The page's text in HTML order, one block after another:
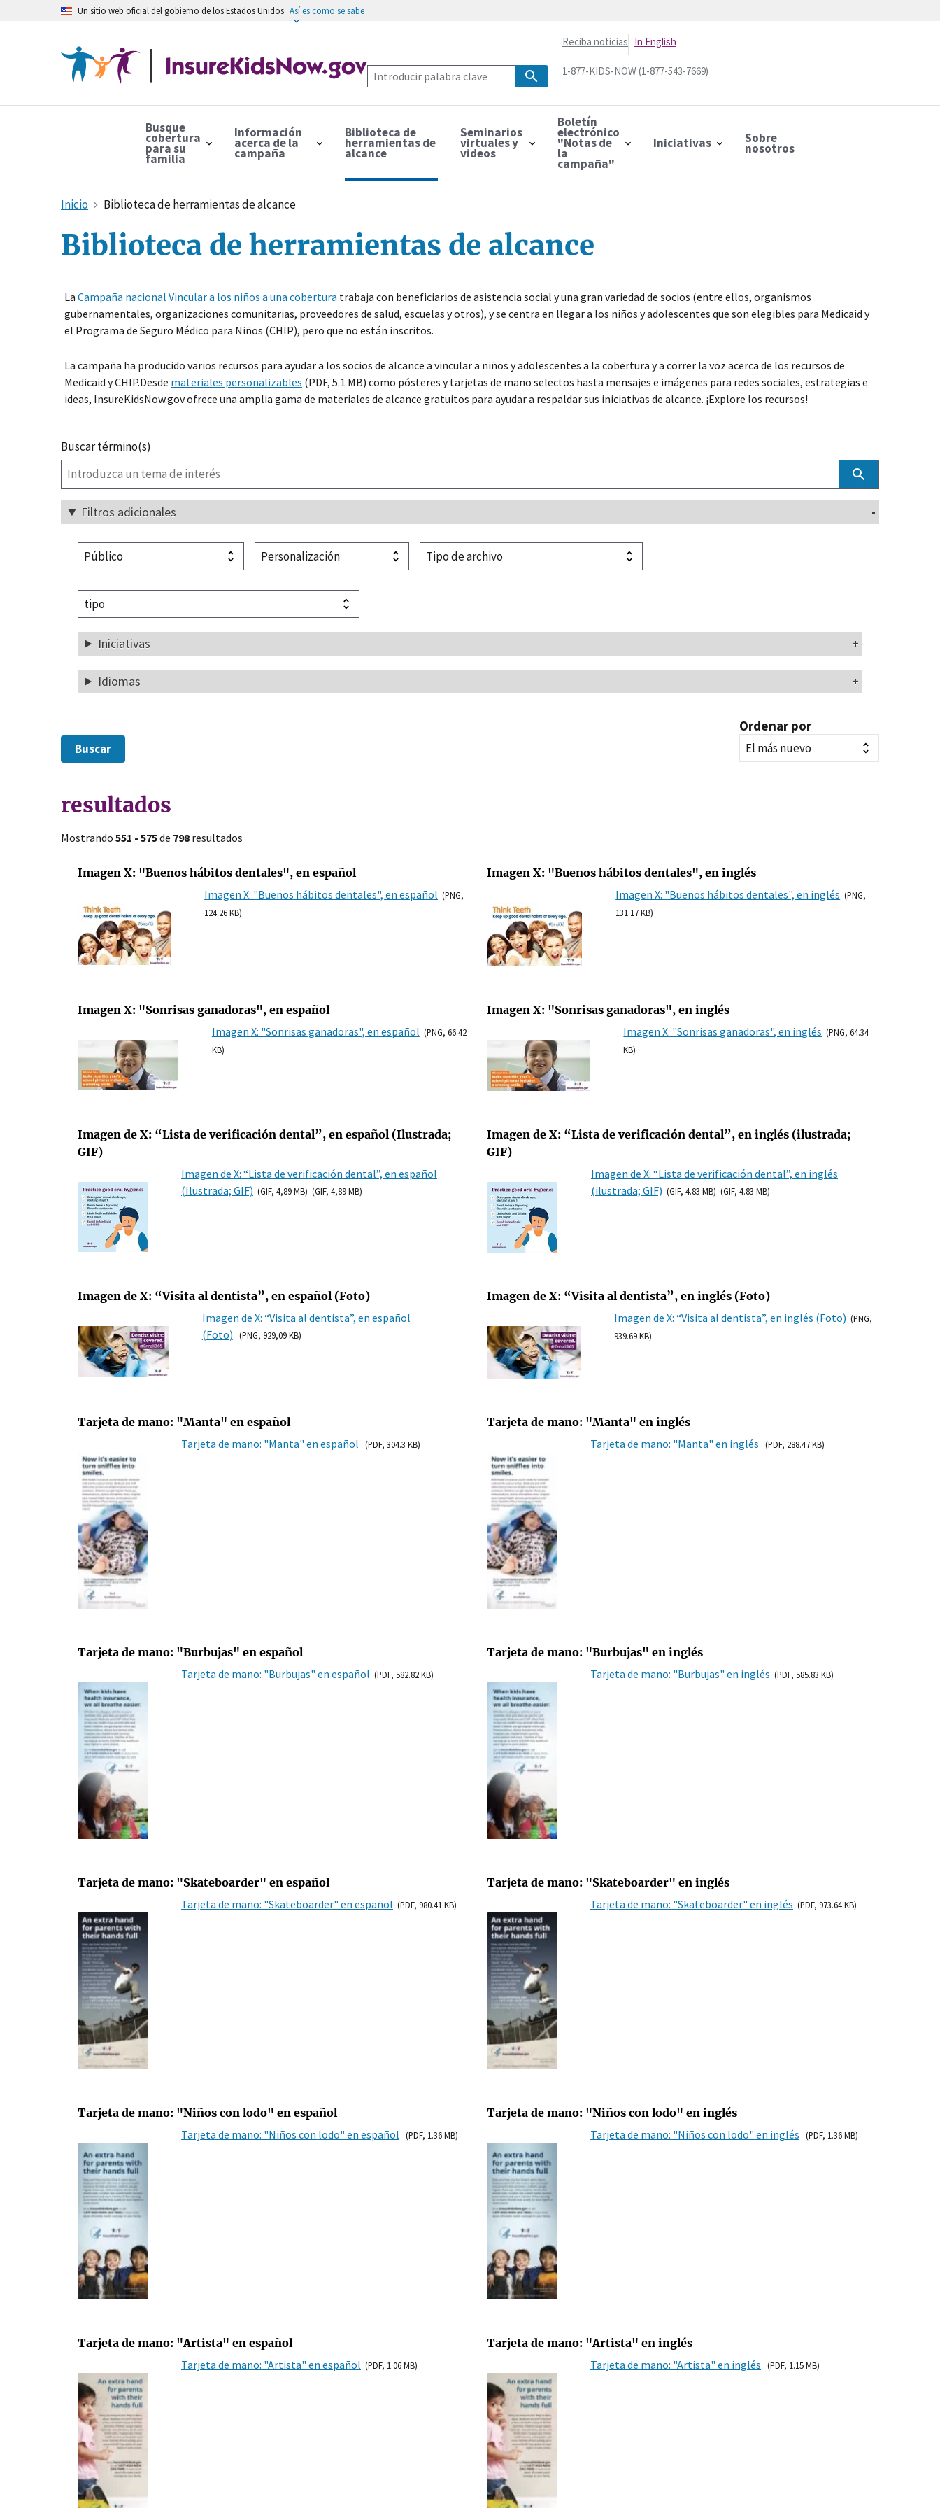
Un sitio web oficial del gobierno de los Estados Unidos Así es como se sabe
Reciba noticias In English
1-877-KIDS-NOW (1-877-543-7669)
Busque
cobertura
para su
familia
Información
acerca de la
campaña
Biblioteca de
herramientas de
alcance
Seminarios
virtuales y
videos
Boletín
electrónico
"Notas de
la
campaña"
Iniciativas Sobre
nosotros
Inicio Biblioteca de herramientas de alcance
Biblioteca de herramientas de alcance
La Campaña nacional Vincular a los niños a una cobertura trabaja con beneficiarios de asistencia social y una gran variedad de socios (entre ellos, organismos
gubernamentales, organizaciones comunitarias, proveedores de salud, escuelas y otros), y se centra en llegar a los niños y adolescentes que son elegibles para Medicaid y
el Programa de Seguro Médico para Niños (CHIP), pero que no están inscritos.
La campaña ha producido varios recursos para ayudar a los socios de alcance a vincular a niños y adolescentes a la cobertura y a correr la voz acerca de los recursos de
Medicaid y CHIP.Desde materiales personalizables (PDF, 5.1 MB) como pósteres y tarjetas de mano selectos hasta mensajes e imágenes para redes sociales, estrategias e
ideas, InsureKidsNow.gov ofrece una amplia gama de materiales de alcance gratuitos para ayudar a respaldar sus iniciativas de alcance. ¡Explore los recursos!
Buscar término(s)
Filtros adicionales
Iniciativas
Idiomas
Ordenar por
resultados
Mostrando 551 - 575de 798 resultados
Imagen X: "Buenos hábitos dentales", en español
Imagen X: "Buenos hábitos dentales", en español (PNG,
124.26 KB)
Imagen X: "Buenos hábitos dentales", en inglés
Imagen X: "Buenos hábitos dentales", en inglés (PNG,
131.17 KB)
Imagen X: "Sonrisas ganadoras", en español
Imagen X: "Sonrisas ganadoras", en español (PNG, 66.42
KB)
Imagen X: "Sonrisas ganadoras", en inglés
Imagen X: "Sonrisas ganadoras", en inglés (PNG, 64.34
KB)
Imagen de X: “Lista de verificación dental”, en español (Ilustrada;
GIF)
Imagen de X: “Lista de verificación dental”, en español
(Ilustrada; GIF) (GIF, 4,89 MB) (GIF, 4,89 MB)
Imagen de X: “Lista de verificación dental”, en inglés (ilustrada;
GIF)
Imagen de X: “Lista de verificación dental”, en inglés
(ilustrada; GIF) (GIF, 4.83 MB) (GIF, 4.83 MB)
Imagen de X: “Visita al dentista”, en español (Foto)
Imagen de X: “Visita al dentista”, en español
(Foto)
(PNG, 929,09 KB)
Imagen de X: “Visita al dentista”, en inglés (Foto)
Imagen de X: “Visita al dentista”, en inglés (Foto) (PNG,
939.69 KB)
Tarjeta de mano: "Manta" en español
Tarjeta de mano: "Manta" en español
(PDF, 304.3 KB)
Tarjeta de mano: "Manta" en inglés
Tarjeta de mano: "Manta" en inglés
(PDF, 288.47 KB)
Tarjeta de mano: "Burbujas" en español
Tarjeta de mano: "Burbujas" en español (PDF, 582.82 KB)
Tarjeta de mano: "Burbujas" en inglés
Tarjeta de mano: "Burbujas" en inglés (PDF, 585.83 KB)
Tarjeta de mano: "Skateboarder" en español
Tarjeta de mano: "Skateboarder" en español (PDF, 980.41 KB)
Tarjeta de mano: "Skateboarder" en inglés
Tarjeta de mano: "Skateboarder" en inglés (PDF, 973.64 KB)
Tarjeta de mano: "Niños con lodo" en español
Tarjeta de mano: "Niños con lodo" en español
(PDF, 1.36 MB)
Tarjeta de mano: "Niños con lodo" en inglés
Tarjeta de mano: "Niños con lodo" en inglés
(PDF, 1.36 MB)
Tarjeta de mano: "Artista" en español
Tarjeta de mano: "Artista" en español (PDF, 1.06 MB)
Tarjeta de mano: "Artista" en inglés
Tarjeta de mano: "Artista" en inglés
(PDF, 1.15 MB)